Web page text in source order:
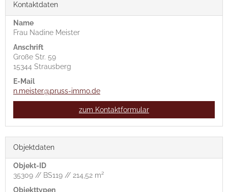
Kontaktdaten
Name
Frau Nadine Meister
Anschrift
Große Str. 59
15344 Strausberg
E-Mail
n.meister@pruss-immo.de
zum Kontaktformular
Objektdaten
Objekt-ID
35309 // BS119 // 214,52 m²
Objekttypen